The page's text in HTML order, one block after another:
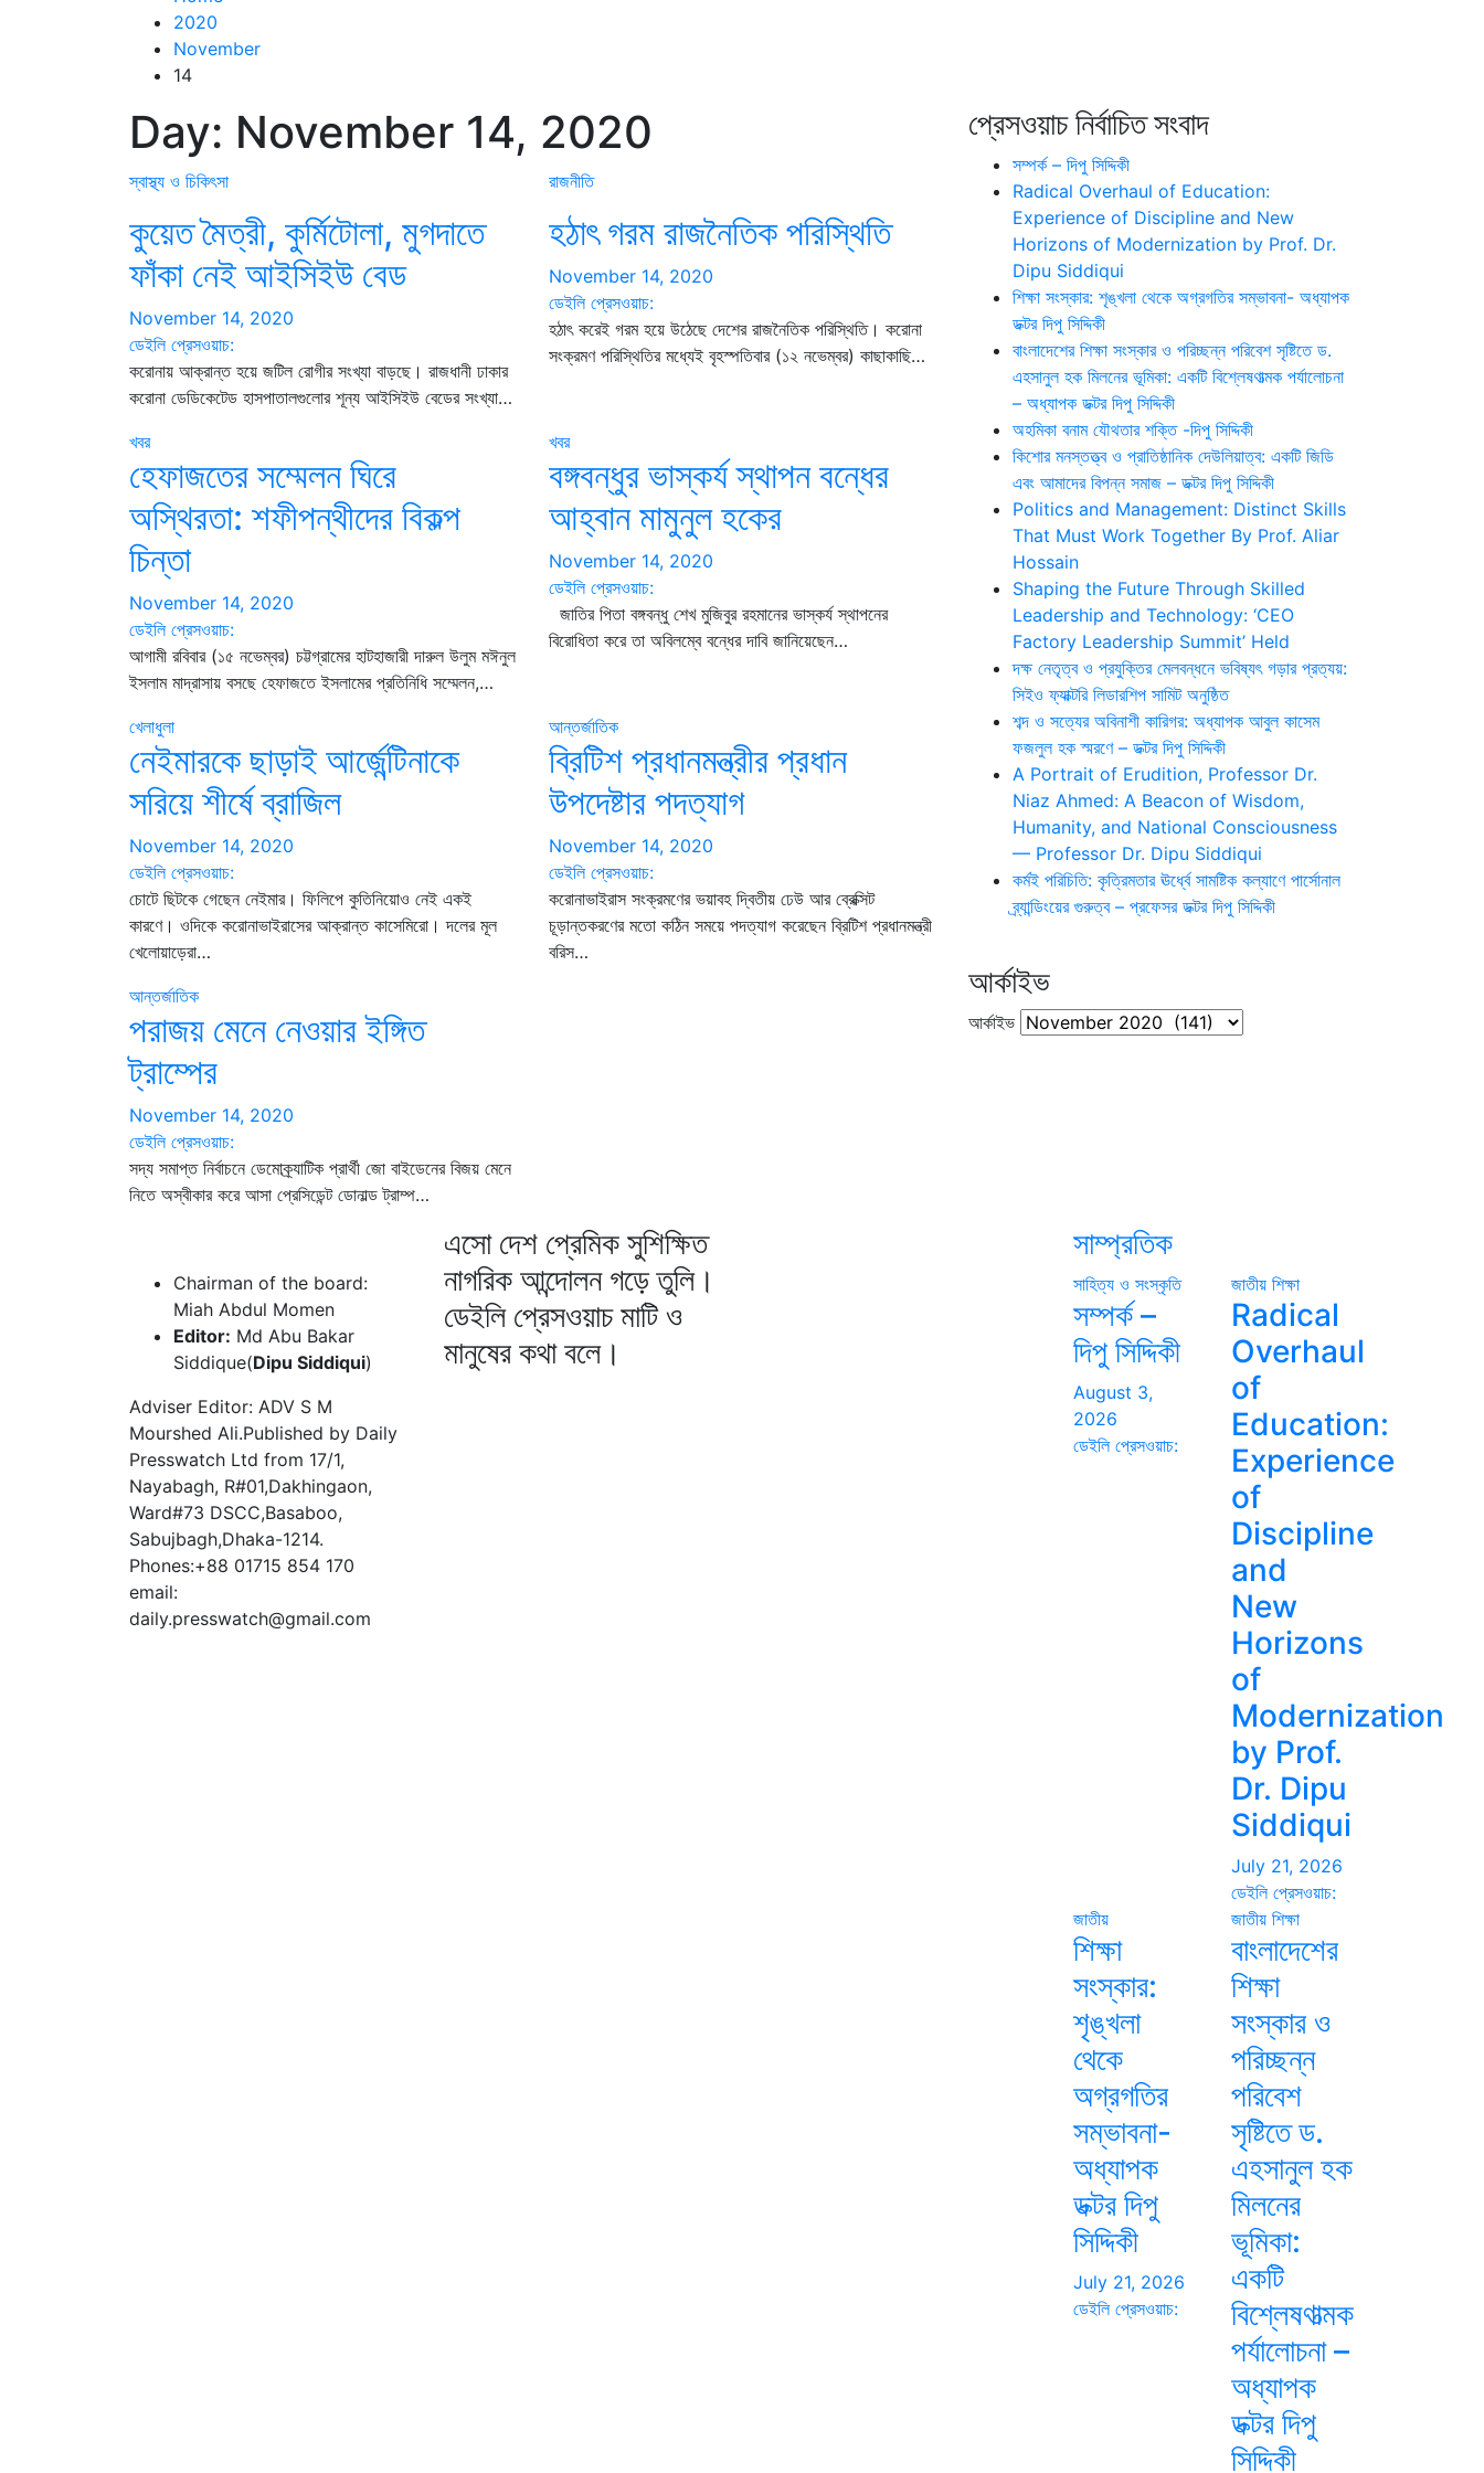
2020
November
14
Day: November 14, 2020
স্বাস্থ্য ও চিকিৎসা
কুয়েত মৈত্রী, কুর্মিটোলা, মুগদাতে
ফাঁকা নেই আইসিইউ বেড
November 14, 2020
ডেইলি প্রেসওয়াচ:
করোনায় আক্রান্ত হয়ে জটিল রোগীর সংখ্যা বাড়ছে। রাজধানী ঢাকার
করোনা ডেডিকেটেড হাসপাতালগুলোর শূন্য আইসিইউ বেডের সংখ্যা…
রাজনীতি
হঠাৎ গরম রাজনৈতিক পরিস্থিতি
November 14, 2020
ডেইলি প্রেসওয়াচ:
হঠাৎ করেই গরম হয়ে উঠেছে দেশের রাজনৈতিক পরিস্থিতি। করোনা
সংক্রমণ পরিস্থিতির মধ্যেই বৃহস্পতিবার (১২ নভেম্বর) কাছাকাছি…
খবর
হেফাজতের সম্মেলন ঘিরে
অস্থিরতা: শফীপন্থীদের বিকল্প
চিন্তা
November 14, 2020
ডেইলি প্রেসওয়াচ:
আগামী রবিবার (১৫ নভেম্বর) চট্টগ্রামের হাটহাজারী দারুল উলুম মঈনুল
ইসলাম মাদ্রাসায় বসছে হেফাজতে ইসলামের প্রতিনিধি সম্মেলন,…
খবর
বঙ্গবন্ধুর ভাস্কর্য স্থাপন বন্ধের
আহ্বান মামুনুল হকের
November 14, 2020
ডেইলি প্রেসওয়াচ:
জাতির পিতা বঙ্গবন্ধু শেখ মুজিবুর রহমানের ভাস্কর্য স্থাপনের
বিরোধিতা করে তা অবিলম্বে বন্ধের দাবি জানিয়েছেন…
খেলাধুলা
নেইমারকে ছাড়াই আর্জেন্টিনাকে
সরিয়ে শীর্ষে ব্রাজিল
November 14, 2020
ডেইলি প্রেসওয়াচ:
চোটে ছিটকে গেছেন নেইমার। ফিলিপে কুতিনিয়োও নেই একই
কারণে। ওদিকে করোনাভাইরাসের আক্রান্ত কাসেমিরো। দলের মূল
খেলোয়াড়েরা…
আন্তর্জাতিক
ব্রিটিশ প্রধানমন্ত্রীর প্রধান
উপদেষ্টার পদত্যাগ
November 14, 2020
ডেইলি প্রেসওয়াচ:
করোনাভাইরাস সংক্রমণের ভয়াবহ দ্বিতীয় ঢেউ আর ব্রেক্সিট
চূড়ান্তকরণের মতো কঠিন সময়ে পদত্যাগ করেছেন ব্রিটিশ প্রধানমন্ত্রী
বরিস…
আন্তর্জাতিক
পরাজয় মেনে নেওয়ার ইঙ্গিত
ট্রাম্পের
November 14, 2020
ডেইলি প্রেসওয়াচ:
সদ্য সমাপ্ত নির্বাচনে ডেমোক্র্যাটিক প্রার্থী জো বাইডেনের বিজয় মেনে
নিতে অস্বীকার করে আসা প্রেসিডেন্ট ডোনাল্ড ট্রাম্প…
প্রেসওয়াচ নির্বাচিত সংবাদ
সম্পর্ক – দিপু সিদ্দিকী
Radical Overhaul of Education:
Experience of Discipline and New
Horizons of Modernization by Prof. Dr.
Dipu Siddiqui
শিক্ষা সংস্কার: শৃঙ্খলা থেকে অগ্রগতির সম্ভাবনা- অধ্যাপক
ডক্টর দিপু সিদ্দিকী
বাংলাদেশের শিক্ষা সংস্কার ও পরিচ্ছন্ন পরিবেশ সৃষ্টিতে ড.
এহসানুল হক মিলনের ভূমিকা: একটি বিশ্লেষণাত্মক পর্যালোচনা
– অধ্যাপক ডক্টর দিপু সিদ্দিকী
অহমিকা বনাম যৌথতার শক্তি -দিপু সিদ্দিকী
কিশোর মনস্তত্ত্ব ও প্রাতিষ্ঠানিক দেউলিয়াত্ব: একটি জিডি
এবং আমাদের বিপন্ন সমাজ – ডক্টর দিপু সিদ্দিকী
Politics and Management: Distinct Skills
That Must Work Together By Prof. Aliar
Hossain
Shaping the Future Through Skilled
Leadership and Technology: ‘CEO
Factory Leadership Summit’ Held
দক্ষ নেতৃত্ব ও প্রযুক্তির মেলবন্ধনে ভবিষ্যৎ গড়ার প্রত্যয়:
সিইও ফ্যাক্টরি লিডারশিপ সামিট অনুষ্ঠিত
শব্দ ও সত্যের অবিনাশী কারিগর: অধ্যাপক আবুল কাসেম
ফজলুল হক স্মরণে – ডক্টর দিপু সিদ্দিকী
A Portrait of Erudition, Professor Dr.
Niaz Ahmed: A Beacon of Wisdom,
Humanity, and National Consciousness
— Professor Dr. Dipu Siddiqui
কর্মই পরিচিতি: কৃত্রিমতার ঊর্ধ্বে সামষ্টিক কল্যাণে পার্সোনাল
ব্র্যান্ডিংয়ের গুরুত্ব – প্রফেসর ডক্টর দিপু সিদ্দিকী
আর্কাইভ
আর্কাইভ
Chairman of the board:
Miah Abdul Momen
Editor: Md Abu Bakar
Siddique(Dipu Siddiqui)
Adviser Editor: ADV S M
Mourshed Ali.Published by Daily
Presswatch Ltd from 17/1,
Nayabagh, R#01,Dakhingaon,
Ward#73 DSCC,Basaboo,
Sabujbagh,Dhaka-1214.
Phones:+88 01715 854 170
email:
daily.presswatch@gmail.com
এসো দেশ প্রেমিক সুশিক্ষিত
নাগরিক আন্দোলন গড়ে তুলি।
ডেইলি প্রেসওয়াচ মাটি ও
মানুষের কথা বলে।
সাম্প্রতিক
সাহিত্য ও সংস্কৃতি
সম্পর্ক –
দিপু সিদ্দিকী
August 3,
2026
ডেইলি প্রেসওয়াচ:
জাতীয় শিক্ষা
Radical
Overhaul
of
Education:
Experience
of
Discipline
and
New
Horizons
of
Modernization
by Prof.
Dr. Dipu
Siddiqui
July 21, 2026
ডেইলি প্রেসওয়াচ:
জাতীয়
শিক্ষা
সংস্কার:
শৃঙ্খলা
থেকে
অগ্রগতির
সম্ভাবনা-
অধ্যাপক
ডক্টর দিপু
সিদ্দিকী
July 21, 2026
ডেইলি প্রেসওয়াচ:
জাতীয় শিক্ষা
বাংলাদেশের
শিক্ষা
সংস্কার ও
পরিচ্ছন্ন
পরিবেশ
সৃষ্টিতে ড.
এহসানুল হক
মিলনের
ভূমিকা:
একটি
বিশ্লেষণাত্মক
পর্যালোচনা –
অধ্যাপক
ডক্টর দিপু
সিদ্দিকী